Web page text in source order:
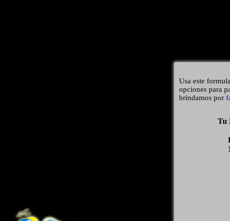
Usa este
opciones para
brindamos por
Tu